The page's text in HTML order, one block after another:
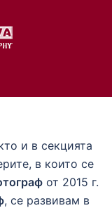
и в секцията
в които се
от 2015 г.
, се развивам в